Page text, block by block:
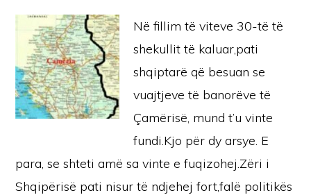
Në fillim të viteve 30-të të
shekullit të kaluar,pati
shqiptarë që besuan se
vuajtjeve të banorëve të
Çamërisë, mund t’u vinte
fundi.Kjo për dy arsye. E
para, se shteti amë sa vinte e fuqizohej.Zëri i
Shqipërisë pati nisur të ndjehej fort,falë politikës